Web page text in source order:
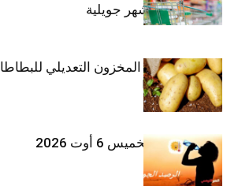
التضخم خلال شهر جويلية
وزارة الفلاحة : المخزون التعديلي للبطاطا
بلغ 12392 طنا
طقس اليوم الخميس 6 أوت 2026